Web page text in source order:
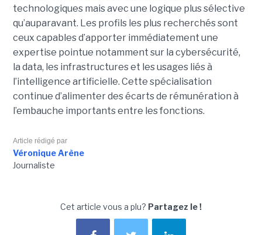
technologiques mais avec une logique plus sélective
qu’auparavant. Les profils les plus recherchés sont
ceux capables d’apporter immédiatement une
expertise pointue notamment sur la cybersécurité,
la data, les infrastructures et les usages liés à
l’intelligence artificielle. Cette spécialisation
continue d’alimenter des écarts de rémunération à
l’embauche importants entre les fonctions.
Article rédigé par
Véronique Arène
Journaliste
Cet article vous a plu? Partagez le !